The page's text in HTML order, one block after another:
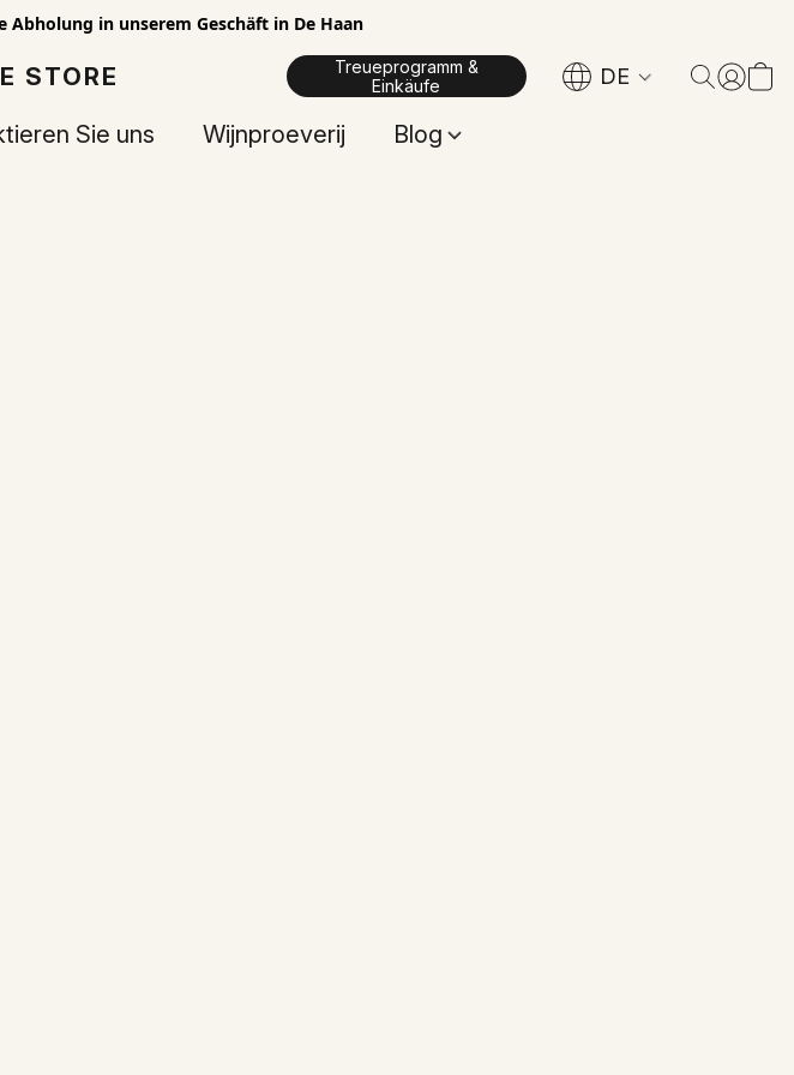
in unserem Geschäft in De Haan
STORE
Treueprogramm &
Einkäufe
DE
Sie uns Wijnproeverij Blog